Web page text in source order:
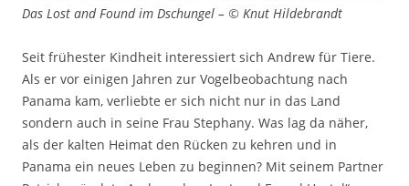
Das Lost and Found im Dschungel – © Knut Hildebrandt
Seit frühester Kindheit interessiert sich Andrew für Tiere.
Als er vor einigen Jahren zur Vogelbeobachtung nach
Panama kam, verliebte er sich nicht nur in das Land
sondern auch in seine Frau Stephany. Was lag da näher,
als der kalten Heimat den Rücken zu kehren und in
Panama ein neues Leben zu beginnen? Mit seinem Partner